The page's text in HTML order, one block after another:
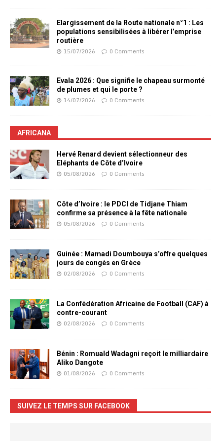
Elargissement de la Route nationale n°1 : Les
populations sensibilisées à libérer l’emprise
routière
15/07/2026 0 Comments
Evala 2026 : Que signifie le chapeau surmonté
de plumes et qui le porte ?
14/07/2026 0 Comments
AFRICANA
Hervé Renard devient sélectionneur des
Eléphants de Côte d’Ivoire
05/08/2026 0 Comments
Côte d’Ivoire : le PDCI de Tidjane Thiam
confirme sa présence à la fête nationale
05/08/2026 0 Comments
Guinée : Mamadi Doumbouya s’offre quelques
jours de congés en Grèce
02/08/2026 0 Comments
La Confédération Africaine de Football (CAF) à
contre-courant
02/08/2026 0 Comments
Bénin : Romuald Wadagni reçoit le milliardaire
Aliko Dangote
01/08/2026 0 Comments
SUIVEZ LE TEMPS SUR FACEBOOK